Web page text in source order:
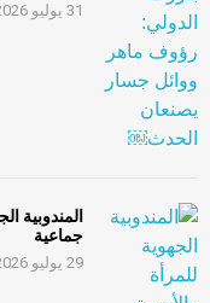
31 يوليو 2026
المندوبية
جماعية
29 يوليو 2026